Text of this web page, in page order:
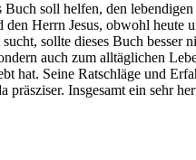
soll helfen, den
Herrn Jesus, obwohl heute
sollte dieses Buch
auch zum alltäglichen
hat. Seine Ratschläge und
Insgesamt ein sehr